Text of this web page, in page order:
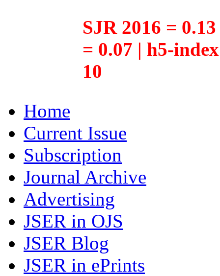
SJR 2016 =
= 0.07 | h5-
10
Home
Current Issue
Subscription
Journal Archive
Advertising
JSER in OJS
JSER Blog
JSER in ePrints